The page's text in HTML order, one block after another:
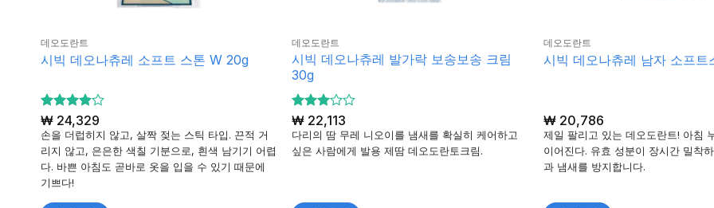
데오도란트
시빅 데오나츄레 소프트 스톤 W 20g
5 중에서
4로 평
가됨
₩24,329
손을 더럽히지 않고, 살짝 젖는 스틱 타입. 끈적 거
리지 않고, 은은한 색칠 기분으로, 흰색 남기기 어렵
다. 바쁜 아침도 곧바로 옷을 입을 수 있기 때문에
기쁘다!
데오도란트
시빅 데오나츄레 발가락 보송보송 크림
30g
5 중에
서3
로 평
가됨
₩ 22,113
다리의 땀 무레 니오이를 냄새를 확실히 케어하고
싶은 사람에게 발용 제땀 데오도란토크림.
데오도란트
시빅 데오나츄레 남자 소프트
₩20,786
제일 팔리고 있는 데오도란트! 아침
이어진다. 유효 성분이 장시간 밀착
과 냄새를 방지합니다.